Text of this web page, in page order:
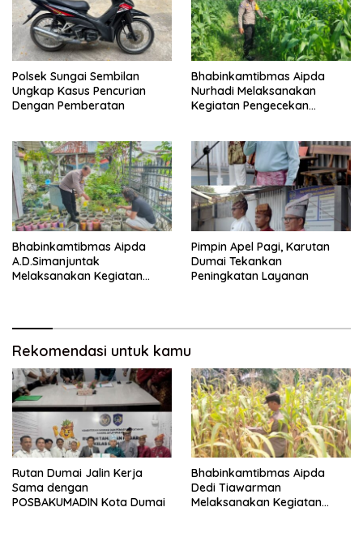
Polsek Sungai Sembilan
Ungkap Kasus Pencurian
Dengan Pemberatan
Bhabinkamtibmas Aipda
Nurhadi Melaksanakan
Kegiatan Pengecekan
Jagung Pipil
Bhabinkamtibmas Aipda
A.D.Simanjuntak
Melaksanakan Kegiatan
Pimpin Apel Pagi, Karutan
Dumai Tekankan
Peningkatan Layanan
Rekomendasi untuk kamu
Rutan Dumai Jalin Kerja
Sama dengan
POSBAKUMADIN Kota Dumai
Bhabinkamtibmas Aipda
Dedi Tiawarman
Melaksanakan Kegiatan